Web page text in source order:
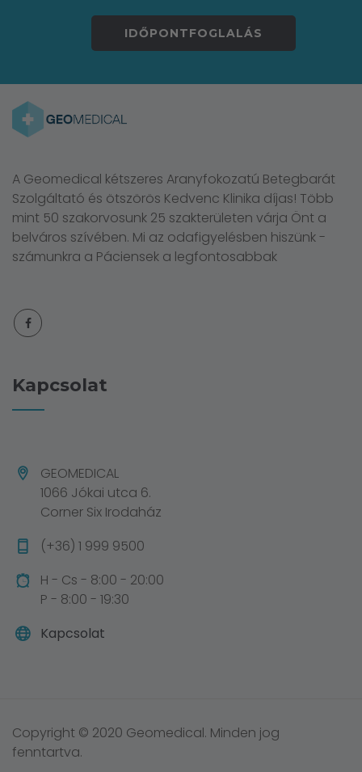
IDŐPONTFOGLALÁS
A Geomedical kétszeres Aranyfokozatú Betegbarát
Szolgáltató és ötszörös Kedvenc Klinika díjas! Több
mint 50 szakorvosunk 25 szakterületen várja Önt a
belváros szívében. Mi az odafigyelésben hiszünk -
számunkra a Páciensek a legfontosabbak
Kapcsolat
GEOMEDICAL
1066 Jókai utca 6.
Corner Six Irodaház
(+36) 1 999 9500
H - Cs - 8:00 - 20:00
P - 8:00 - 19:30
Kapcsolat
Copyright © 2020 Geomedical. Minden jog
fenntartva.